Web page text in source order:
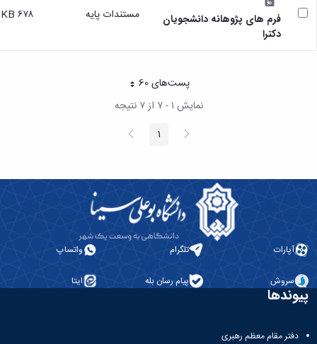
فرم های پژوهانه دانشجویان
دکترا
مستندات پایه ۶۷۸ KB
پست‌‌های 60هر صفحه
نمایش ۱ - ۷ از ۷ نتیجه
پیغام
قبلی صفحه1 صفحه
بعد
آپارات تلگرام واتساپ
سروش پیام رسان بله ایتا
پیوندها
دفتر مقام معظم رهبری